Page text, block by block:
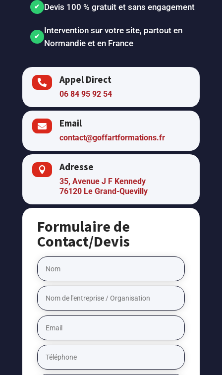
Devis 100 % gratuit et sans engagement
Intervention sur votre site, partout en
Normandie et en France
 Appel Direct
06 84 95 92 54
 Email
contact@goffartformations.fr
 Adresse
35, Avenue J F Kennedy
76120 Le Grand-Quevilly
Formulaire de
Contact/Devis